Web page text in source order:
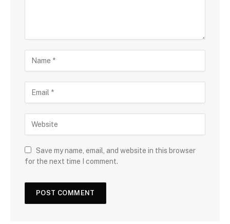
Save my name, email, and website in this browser
for the next time I comment.